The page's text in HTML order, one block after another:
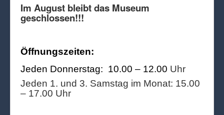
Im August bleibt das Museum
geschlossen!!!
Öffnungszeiten:
Jeden Donnerstag: 10.00 – 12.00 Uhr
Jeden 1. und 3. Samstag im Monat: 15.00
– 17.00 Uhr